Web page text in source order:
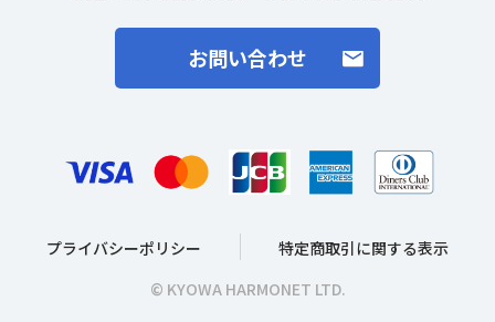
お問い合わせ
プライバシーポリシー
特定商取引に関する表示
© KYOWA HARMONET LTD.